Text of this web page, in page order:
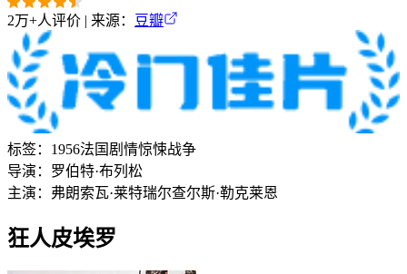
2万+人评价 | 来源： 豆瓣
标签： 1956法国 剧情惊悚战争
导演： 罗伯特·布列松
主演： 弗朗索瓦·莱特瑞尔查尔斯·勒克莱恩
狂人皮埃罗